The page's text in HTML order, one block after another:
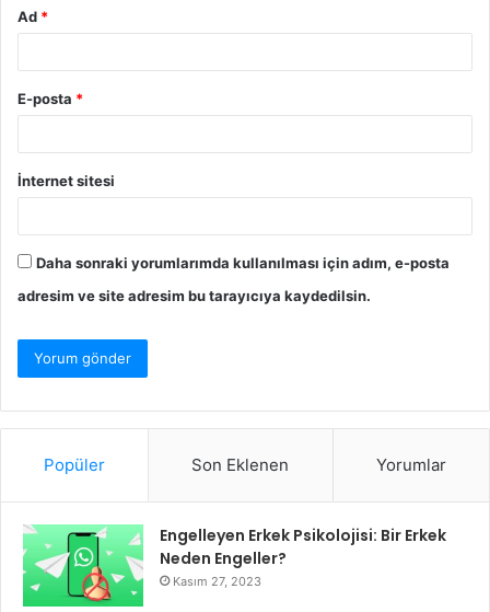
Ad *
E-posta *
İnternet sitesi
Daha sonraki yorumlarımda kullanılması için adım, e-posta
adresim ve site adresim bu tarayıcıya kaydedilsin.
Popüler Son Eklenen Yorumlar
Engelleyen Erkek Psikolojisi: Bir Erkek
Neden Engeller?
Kasım 27, 2023